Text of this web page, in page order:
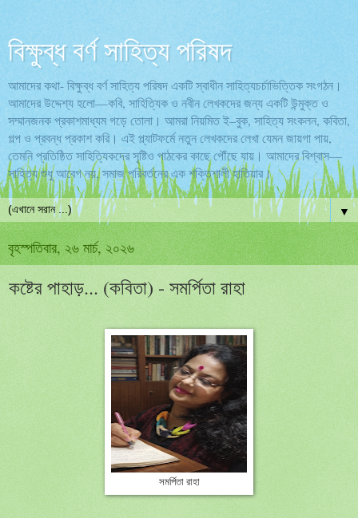
বিক্ষুব্ধ বর্ণ সাহিত্য পরিষদ
আমাদের কথা- বিক্ষুব্ধ বর্ণ সাহিত্য পরিষদ একটি স্বাধীন সাহিত্যচর্চাভিত্তিক সংগঠন।
আমাদের উদ্দেশ্য হলো—কবি, সাহিত্যিক ও নবীন লেখকদের জন্য একটি উন্মুক্ত ও
সম্মানজনক প্রকাশমাধ্যম গড়ে তোলা। আমরা নিয়মিত ই–বুক, সাহিত্য সংকলন, কবিতা,
গল্প ও প্রবন্ধ প্রকাশ করি। এই প্ল্যাটফর্মে নতুন লেখকদের লেখা যেমন জায়গা পায়,
তেমনি প্রতিষ্ঠিত সাহিত্যিকদের সৃষ্টিও পাঠকের কাছে পৌঁছে যায়। আমাদের বিশ্বাস—
সাহিত্য শুধু আবেগ নয়, সমাজ পরিবর্তনের এক শক্তিশালী হাতিয়ার।
▼
বৃহস্পতিবার, ২৬ মার্চ, ২০২৬
কষ্টের পাহাড়... (কবিতা) - সমর্পিতা রাহা
সমর্পিতা রাহা